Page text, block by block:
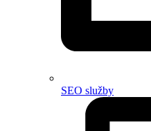
SEO služby